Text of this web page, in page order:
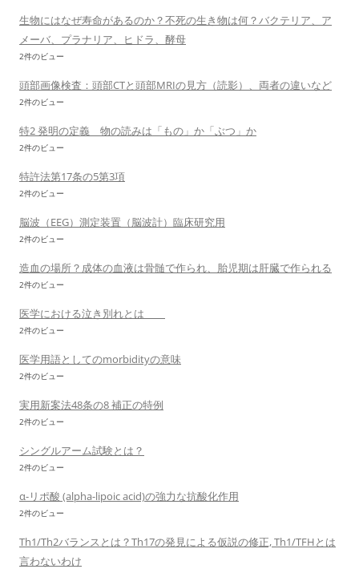
生物にはなぜ寿命があるのか？不死の生き物は何？バクテリア、ア
メーバ、プラナリア、ヒドラ、酵母
2件のビュー
頭部画像検査：頭部CTと頭部MRIの見方（読影）、両者の違いなど
2件のビュー
特2 発明の定義 物の読みは「もの」か「ぶつ」か
2件のビュー
特許法第17条の5第3項
2件のビュー
脳波（EEG）測定装置（脳波計）臨床研究用
2件のビュー
造血の場所？成体の血液は骨髄で作られ、胎児期は肝臓で作られる
2件のビュー
医学における泣き別れとは
2件のビュー
医学用語としてのmorbidityの意味
2件のビュー
実用新案法48条の8 補正の特例
2件のビュー
シングルアーム試験とは？
2件のビュー
α-リポ酸 (alpha-lipoic acid)の強力な抗酸化作用
2件のビュー
Th1/Th2バランスとは？Th17の発見による仮説の修正, Th1/TFHとは
言わないわけ